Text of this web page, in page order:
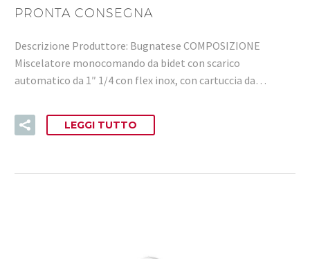
PRONTA CONSEGNA
Descrizione Produttore: Bugnatese COMPOSIZIONE
Miscelatore monocomando da bidet con scarico
automatico da 1″ 1/4 con flex inox, con cartuccia da…
LEGGI TUTTO